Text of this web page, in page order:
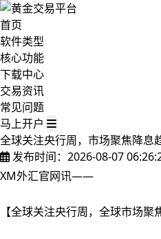
首页
软件类型
核心功能
下载中心
交易资讯
常见问题
马上开户
全球关注央行周，市场聚焦降息
发布时间：2026-08-07
XM外汇官网讯——
【全球关注央行周，全球市场聚